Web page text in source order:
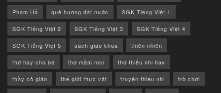
Phạm Hổ quê hương đất nước SGK Tiếng Việt 1
SGK Tiếng Việt 2 SGK Tiếng Việt 3 SGK Tiếng Việt 4
SGK Tiếng Việt 5 sách giáo khoa thiên nhiên
thơ hay cho bé thơ mầm non thơ thiếu nhi hay
thầy cô giáo thế giới thực vật truyện thiếu nhi trò chơi